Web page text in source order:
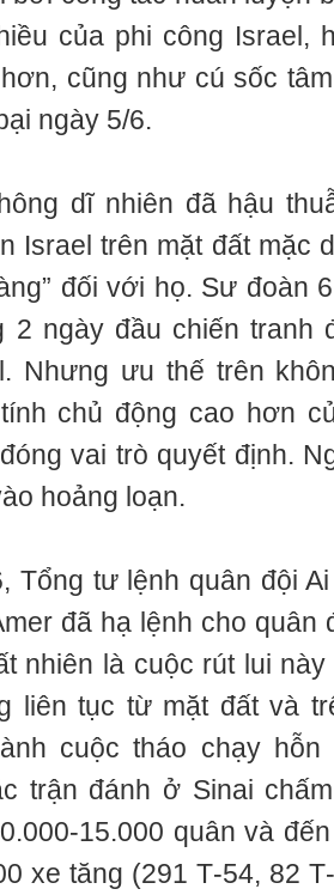
của phi công Israel,
cũng như cú sốc
ngày 5/6.
dĩ nhiên đã hậu
Israel trên mặt đất mặc
đối với họ. Sư đoàn
2 ngày đầu chiến tranh
Nhưng ưu thế trên
chủ động cao hơn
vai trò quyết định.
hoảng loạn.
Tổng tư lệnh quân đội
đã hạ lệnh cho quân
nhiên là cuộc rút lui
liên tục từ mặt đất và
cuộc tháo chạy
trận đánh ở Sinai
15.000 quân và
xe tăng (291 Т-54, 82